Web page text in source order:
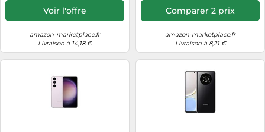
Branding
Voir l'offre
amazon-marketplace.fr
Livraison à 14,18 €
kompatibel mit
Hörgeräten, Starke
Fernkonfiguration,
Comparer 2 prix
amazon-marketplace.fr
Livraison à 8,21 €